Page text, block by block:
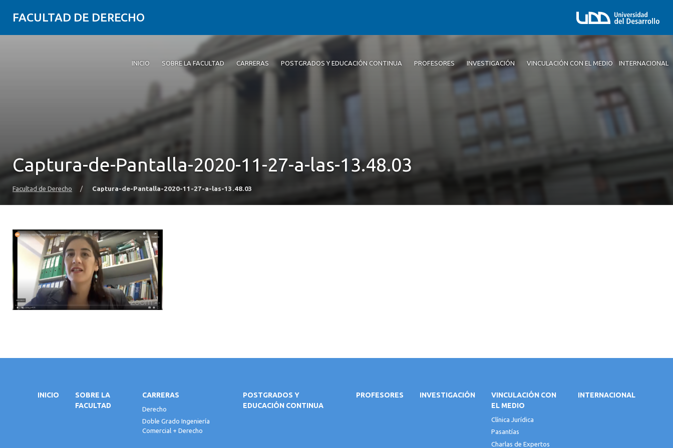
FACULTAD DE DERECHO
INICIO SOBRE LA FACULTAD CARRERAS POSTGRADOS Y EDUCACIÓN CONTINUA PROFESORES INVESTIGACIÓN VINCULACIÓN CON EL MEDIO INTERNACIONAL
Captura-de-Pantalla-2020-11-27-a-las-13.48.03
Facultad de Derecho / Captura-de-Pantalla-2020-11-27-a-las-13.48.03
INICIO
SOBRE LA
FACULTAD
CARRERAS
Derecho
Doble Grado Ingeniería
Comercial + Derecho
POSTGRADOS Y
EDUCACIÓN CONTINUA
PROFESORES INVESTIGACIÓN
VINCULACIÓN CON
EL MEDIO
Clínica Jurídica
Pasantías
Charlas de Expertos
INTERNACIONAL